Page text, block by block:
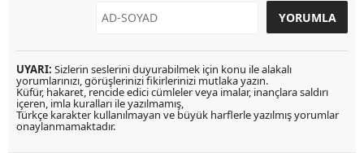
UYARI: Sizlerin seslerini duyurabilmek için konu ile alakalı
yorumlarınızı, görüşlerinizi fikirlerinizi mutlaka yazın.
Küfür, hakaret, rencide edici cümleler veya imalar, inançlara saldırı
içeren, imla kuralları ile yazılmamış,
Türkçe karakter kullanılmayan ve büyük harflerle yazılmış yorumlar
onaylanmamaktadır.